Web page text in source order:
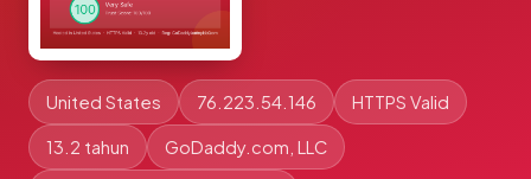
United States 76.223.54.146 HTTPS Valid
13.2 tahun GoDaddy.com, LLC